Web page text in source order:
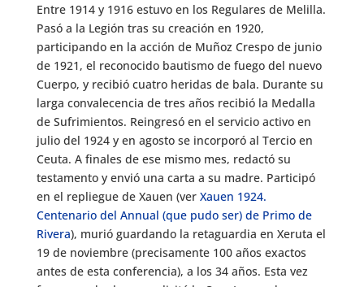
Entre 1914 y 1916 estuvo en los Regulares de Melilla.
Pasó a la Legión tras su creación en 1920,
participando en la acción de Muñoz Crespo de junio
de 1921, el reconocido bautismo de fuego del nuevo
Cuerpo, y recibió cuatro heridas de bala. Durante su
larga convalecencia de tres años recibió la Medalla
de Sufrimientos. Reingresó en el servicio activo en
julio del 1924 y en agosto se incorporó al Tercio en
Ceuta. A finales de ese mismo mes, redactó su
testamento y envió una carta a su madre. Participó
en el repliegue de Xauen (ver Xauen 1924.
Centenario del Annual (que pudo ser) de Primo de
Rivera), murió guardando la retaguardia en Xeruta el
19 de noviembre (precisamente 100 años exactos
antes de esta conferencia), a los 34 años. Esta vez